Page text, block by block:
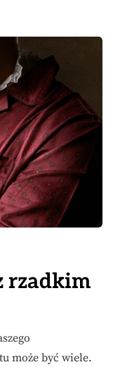
rzadkim
może być wiele.